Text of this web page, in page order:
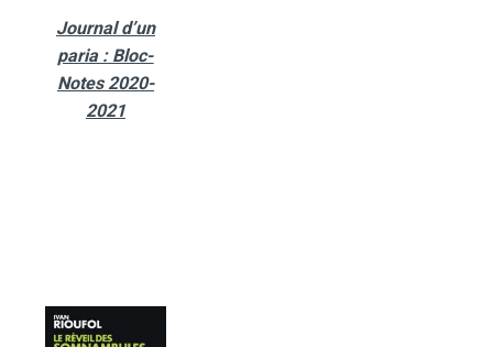
Journal d’un
paria : Bloc-
Notes 2020-
2021